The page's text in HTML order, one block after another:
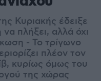
Κυριακής έδειξε
πλήξει, αλλά όχι
- Το τρίγωνο
πλέον τον
κυρίως όμως του
της χώρας